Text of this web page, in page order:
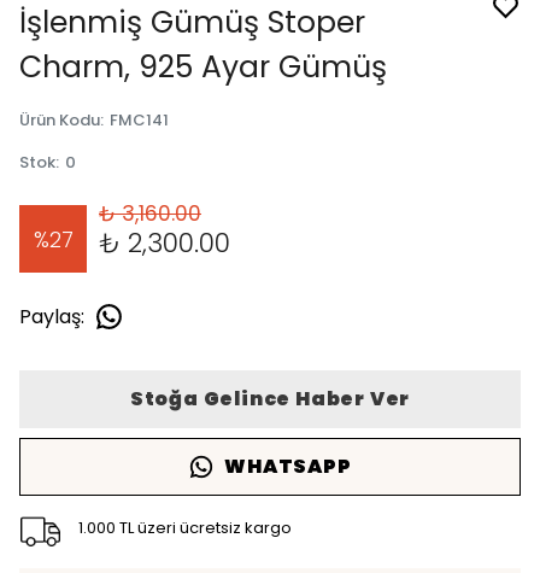
İşlenmiş Gümüş Stoper
Charm, 925 Ayar Gümüş
Ürün Kodu: FMC141
Stok: 0
%27
₺ 3,160.00
₺ 2,300.00
Paylaş:
Stoğa Gelince Haber Ver
WHATSAPP
1.000 TL üzeri ücretsiz kargo